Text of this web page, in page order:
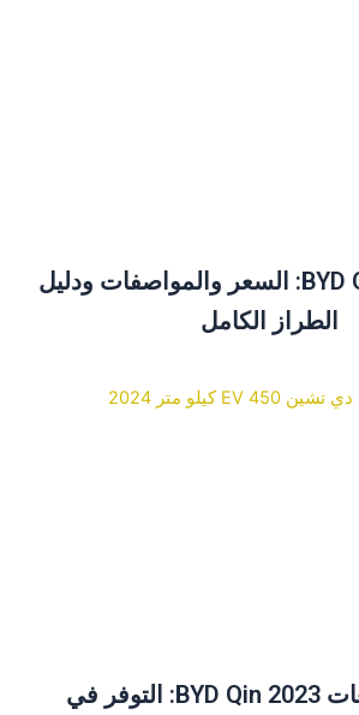
BYD Qin Plus 2025: السعر والمواصفات ودليل
الطراز الكامل
وحدات مبيعات BYD Qin 2023: التوفر في